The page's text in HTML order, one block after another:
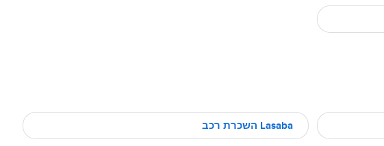
Lasaba השכרת רכב